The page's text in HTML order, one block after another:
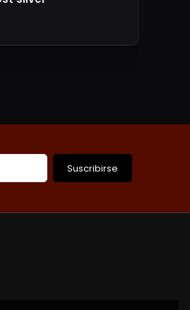
silver
Suscribirse